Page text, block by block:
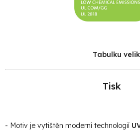
Tabulku
Tisk
- Motiv je vytištěn moderní technologií